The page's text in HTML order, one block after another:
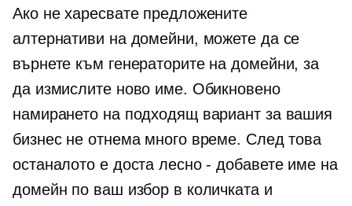
Ако не харесвате предложените
алтернативи на домейни, можете да се
върнете към генераторите на домейни, за
да измислите ново име. Обикновено
намирането на подходящ вариант за вашия
бизнес не отнема много време. След това
останалото е доста лесно - добавете име на
домейн по ваш избор в количката и